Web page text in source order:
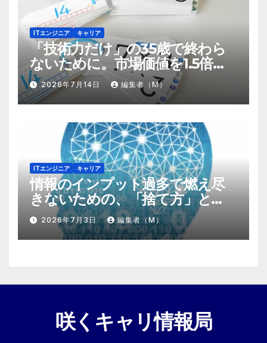
ITエンジニア キャリア
「技術力だけ」の35歳で終わら
ないために。市場価値を1.5倍に
する『プラスα』の掛け算
2026年7月14日 編集者（M）
ITエンジニア キャリア
情報のインプット過多で燃え尽
きないための、「捨て方」と
「情報の絞り方」
2026年7月3日 編集者（M）
咲くキャリ情報局